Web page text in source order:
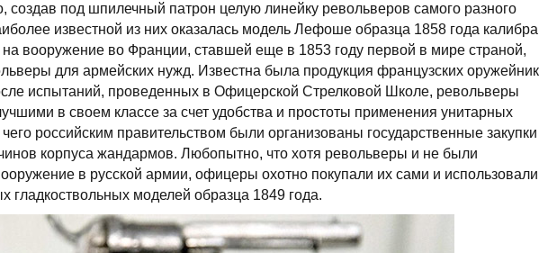
создав под шпилечный патрон целую линейку револьверов самого разного
известной из них оказалась модель Лефоше образца 1858 года калибра
вооружение во Франции, ставшей еще в 1853 году первой в мире страной,
для армейских нужд. Известна была продукция французских
испытаний, проведенных в Офицерской Стрелковой Школе, револьверы
в своем классе за счет удобства и простоты применения унитарных
российским правительством были организованы государственные закупки
корпуса жандармов. Любопытно, что хотя револьверы и не были
в русской армии, офицеры охотно покупали их сами и использовали
гладкоствольных моделей образца 1849 года.